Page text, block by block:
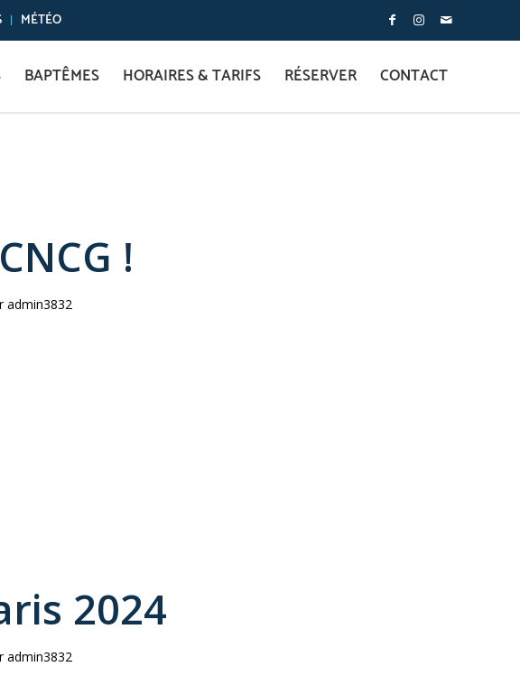
MÉTÉO
BAPTÊMES HORAIRES & TARIFS RÉSERVER CONTACT
!
admin3832
2024
admin3832